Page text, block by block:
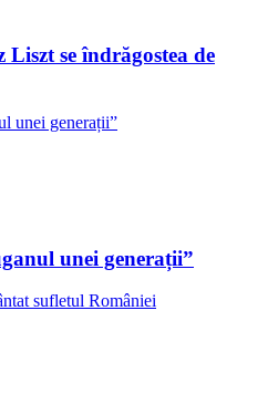
Liszt se îndrăgostea de
unei generații”